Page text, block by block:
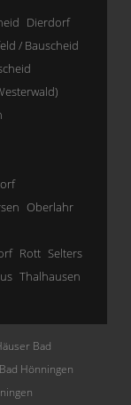
Dierdorf
/ Bauscheid
Oberlahr
Rott Selters
Thalhausen
Bad
Hönningen